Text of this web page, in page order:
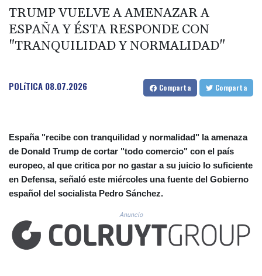
CLP 1055.109333
CNY 7.79265
CNH 7.791546
COP 3673.881667
CUC 1.154361
CUP 30.590573
DKK 7.475355
DOP 67.221459
DZD 153.497698
EGP 57.432011
ERN 17.315419
FJD 2.553967
FKP 0.857481
GBP 0.857373
TRUMP VUELVE A AMENAZAR A
ESPAÑA Y ÉSTA RESPONDE CON
"TRANQUILIDAD Y NORMALIDAD"
POLíTICA 08.07.2026 Comparta Comparta
España "recibe con tranquilidad y normalidad" la amenaza
de Donald Trump de cortar "todo comercio" con el país
europeo, al que critica por no gastar a su juicio lo suficiente
en Defensa, señaló este miércoles una fuente del Gobierno
español del socialista Pedro Sánchez.
Anuncio